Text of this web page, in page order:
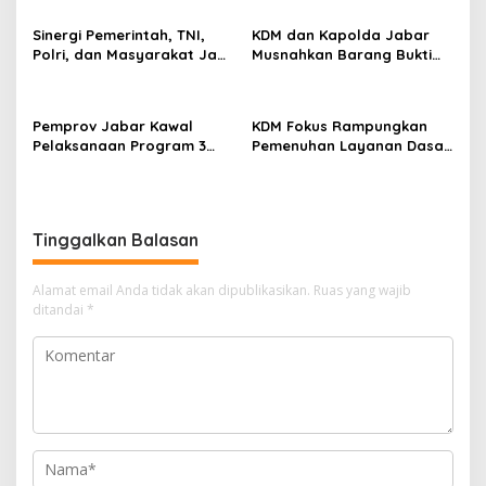
s
Sinergi Pemerintah, TNI,
Polri, dan Masyarakat Jadi
KDM dan Kapolda Jabar
Musnahkan Barang Bukti
Pemprov Jabar Kawal
Pelaksanaan Program 3
KDM Fokus Rampungkan
Pemenuhan Layanan Dasar
Tinggalkan Balasan
Alamat email Anda tidak akan dipublikasikan. Ruas yang wajib
ditandai *